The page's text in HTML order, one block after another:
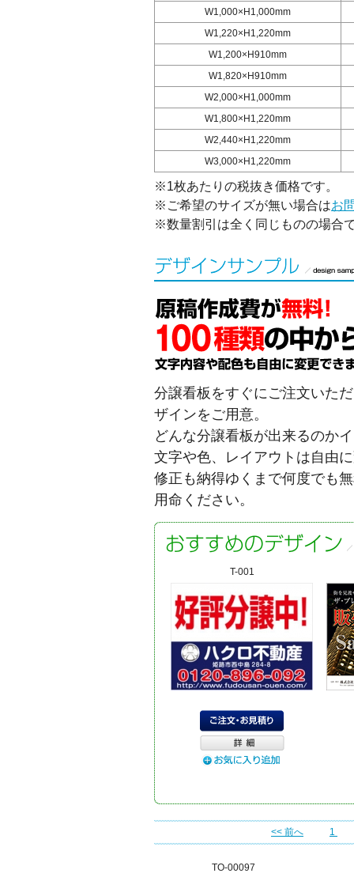
W1,000×H1,000mm
W1,220×H1,220mm
W1,200×H910mm
W1,820×H910mm
W2,000×H1,000mm
W1,800×H1,220mm
W2,440×H1,220mm
W3,000×H1,220mm
※1枚あたりの税抜き価格です。
※ご希望のサイズが無い場合はお
※数量割引は全く同じものの場合
分譲看板をすぐにご注文いた
ザインをご用意。
どんな分譲看板が出来るのか
文字や色、レイアウトは自由
修正も納得ゆくまで何度でも
用命ください。
T-001
<< 前へ 1
TO-00097